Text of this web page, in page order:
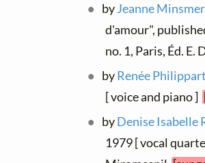
byJeanne Minsmer
d'amour",
no. 1, Paris, Éd. E.
byRenée
[ voice and piano ]
byDenise Isabelle
1979 [ vocal